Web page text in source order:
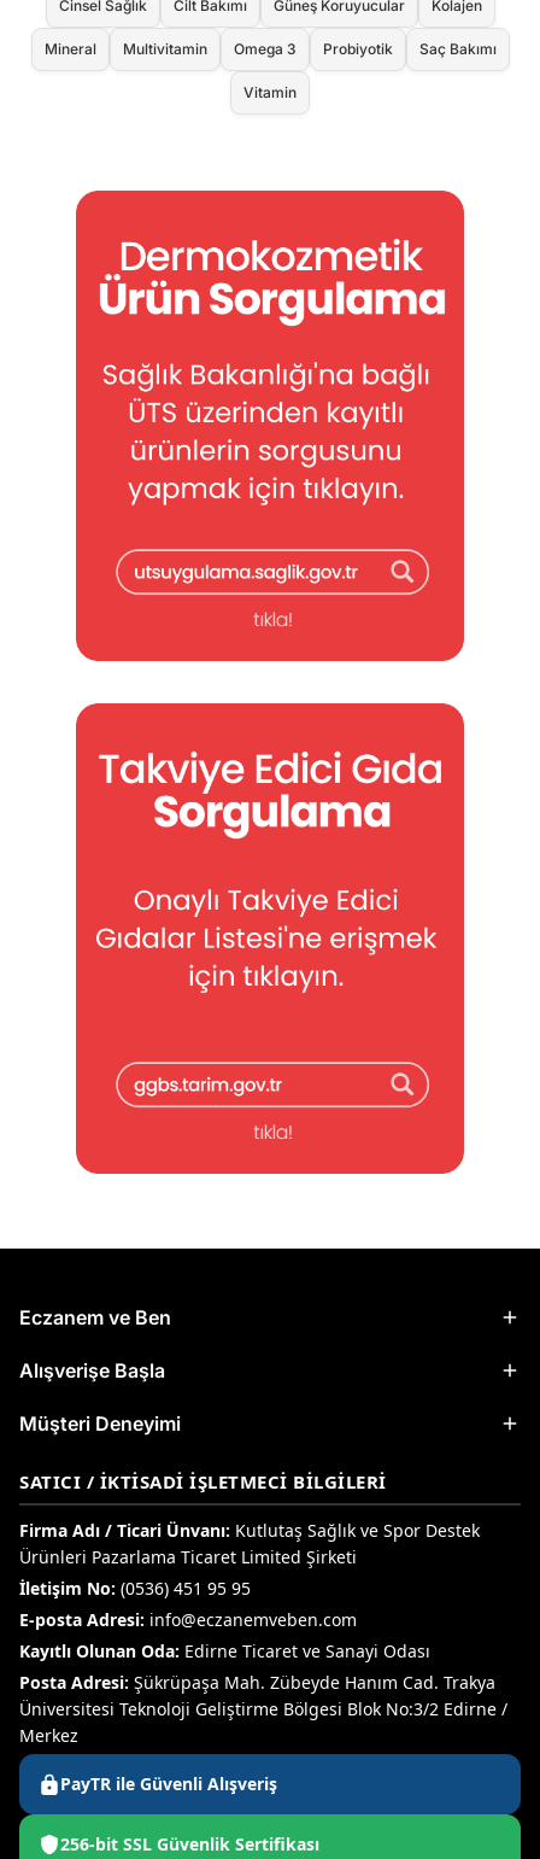
Cinsel Sağlık Cilt Bakımı Güneş Koruyucular Kolajen
Mineral Multivitamin Omega 3 Probiyotik Saç Bakımı
Vitamin
Eczanem ve Ben
Alışverişe Başla
Müşteri Deneyimi
SATICI / İKTISADI İŞLETMECI BILGILERI
Firma Adı / Ticari Ünvanı: Kutlutaş Sağlık ve Spor Destek
Ürünleri Pazarlama Ticaret Limited Şirketi
İletişim No: (0536) 451 95 95
E-posta Adresi: info@eczanemveben.com
Kayıtlı Olunan Oda: Edirne Ticaret ve Sanayi Odası
Posta Adresi: Şükrüpaşa Mah. Zübeyde Hanım Cad. Trakya
Üniversitesi Teknoloji Geliştirme Bölgesi Blok No:3/2 Edirne /
Merkez
PayTR ile Güvenli Alışveriş
256-bit SSL Güvenlik Sertifikası